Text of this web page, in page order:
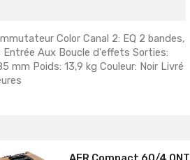
Color Canal 2: EQ 2 bandes,
Aux Boucle d'effets Sorties:
mm Poids: 13,9 kg Couleur: Noir Livré